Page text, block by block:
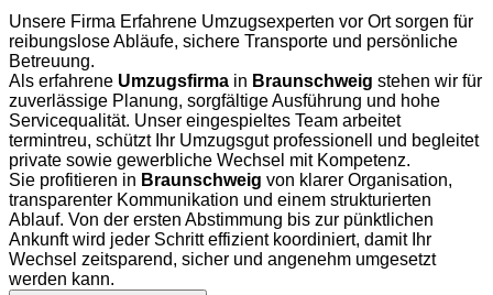
Unsere Firma Erfahrene Umzugsexperten vor Ort sorgen für
reibungslose Abläufe, sichere Transporte und persönliche
Betreuung.
Als erfahrene Umzugsfirma in Braunschweig stehen wir für
zuverlässige Planung, sorgfältige Ausführung und hohe
Servicequalität. Unser eingespieltes Team arbeitet
termintreu, schützt Ihr Umzugsgut professionell und begleitet
private sowie gewerbliche Wechsel mit Kompetenz.
Sie profitieren in Braunschweig von klarer Organisation,
transparenter Kommunikation und einem strukturierten
Ablauf. Von der ersten Abstimmung bis zur pünktlichen
Ankunft wird jeder Schritt effizient koordiniert, damit Ihr
Wechsel zeitsparend, sicher und angenehm umgesetzt
werden kann.